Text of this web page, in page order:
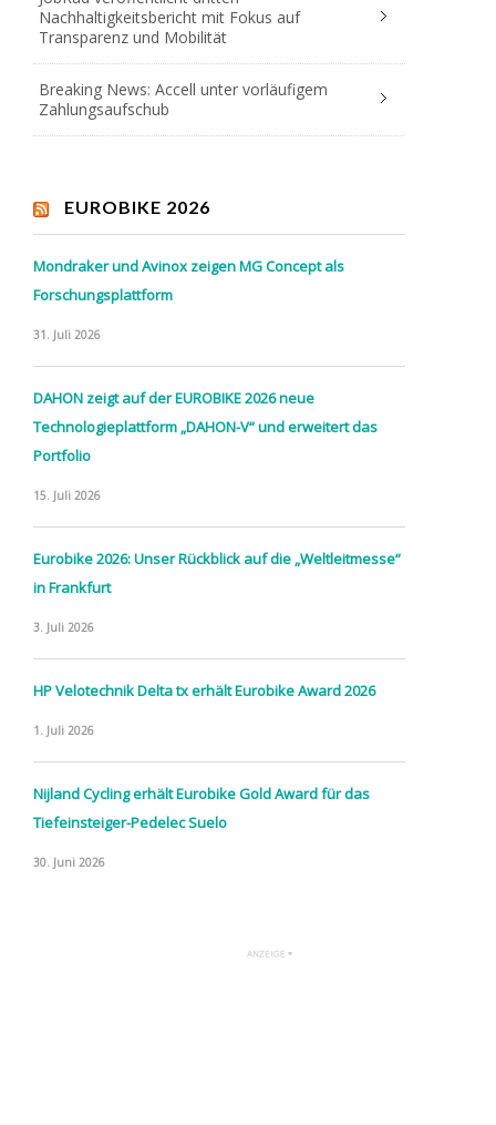
Nachhaltigkeitsbericht mit Fokus auf
Transparenz und Mobilität
Breaking News: Accell unter vorläufigem
Zahlungsaufschub
EUROBIKE 2026
Mondraker und Avinox zeigen MG Concept als
Forschungsplattform
31. Juli 2026
DAHON zeigt auf der EUROBIKE 2026 neue
Technologieplattform „DAHON-V“ und erweitert das
Portfolio
15. Juli 2026
Eurobike 2026: Unser Rückblick auf die „Weltleitmesse“
in Frankfurt
3. Juli 2026
HP Velotechnik Delta tx erhält Eurobike Award 2026
1. Juli 2026
Nijland Cycling erhält Eurobike Gold Award für das
Tiefeinsteiger-Pedelec Suelo
30. Juni 2026